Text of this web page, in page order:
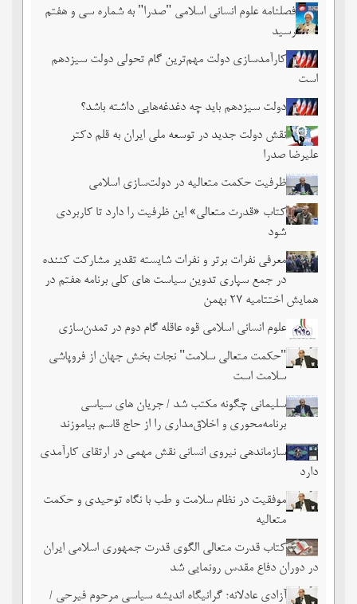
فصلنامه علوم انسانی اسلامی "صدرا" به شماره سی و هفتم
رسید
کارآمدسازی دولت مهم‌ترین گام تحولی دولت سیزدهم
است
دولت سیزدهم باید چه دغدغه‌هایی داشته باشد؟
نقش دولت جدید در توسعه ملی ایران به قلم دکتر
علیرضا صدرا
ظرفیت حکمت متعالیه در دولت‌سازی اسلامی
کتاب «قدرت متعالی» این ظرفیت را دارد تا کاربردی
شود
معرفی نفرات برتر و نفرات شایسته تقدیر مشارکت کننده
در جمع سپاری تدوین سیاست های کلی برنامه هفتم در
همایش اختتامیه ۲۷ بهمن
علوم انسانی اسلامی قوه عاقله گام دوم در تمدن‌سازی
"حکمت متعالی سلامت" نجات بخش جهان از فروپاشی
سلامت است
سلیمانی چگونه مکتب شد / جریان های سیاسی
برنامه‌محوری و اخلاق‌مداری را از حاج قاسم بیاموزند
سازماندهی نیروی انسانی نقش مهمی در ارتقای کارآمدی
دارد
موفقیت در نظام سلامت و طب با نگاه توحیدی و حکمت
متعالیه
کتاب قدرت متعالی الگوی قدرت جمهوری اسلامی ایران
در دوران دفاع مقدس رونمایی شد
آزادی عادلانه؛ گرانیگاه اندیشه سیاسی مرحوم فیرحی /